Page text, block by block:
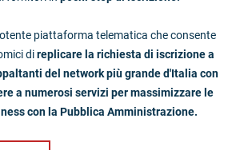
piattaforma telematica che consente
direplicare la richiesta di iscrizione a
del network più grande d'Italia con
a numerosi servizi per massimizzare le
con la Pubblica Amministrazione.